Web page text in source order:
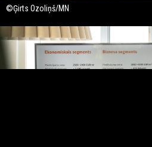
©Ģirts Ozoliņš/MN